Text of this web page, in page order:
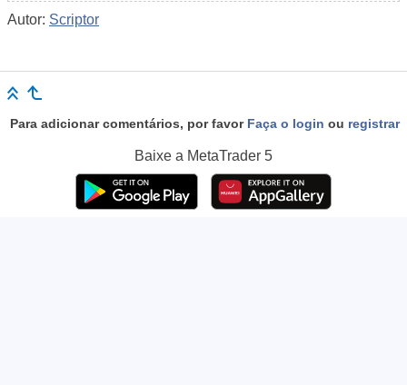
Autor: Scriptor
Para adicionar comentários, por favor Faça o login ou registrar
Baixe a MetaTrader 5